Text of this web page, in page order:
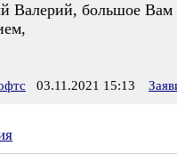
Валерий, большое Вам
03.11.2021 15:13